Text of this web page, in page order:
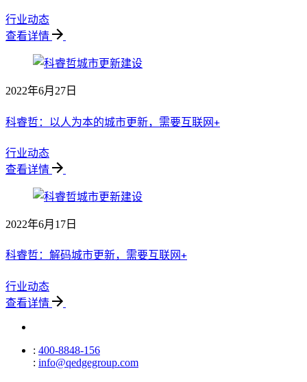
行业动态
查看详情
2022年6月27日
科睿哲：以人为本的城市更新，需要互联网+
行业动态
查看详情
2022年6月17日
科睿哲：解码城市更新，需要互联网+
行业动态
查看详情
: 400-8848-156
: info@qedgegroup.com